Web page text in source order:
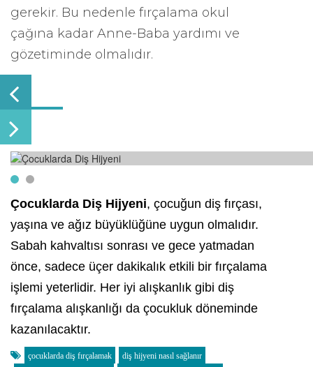
gerekir. Bu nedenle fırçalama okul
çağına kadar Anne-Baba yardımı ve
gözetiminde olmalıdır.
Çocuklarda Diş Hijyeni, çocuğun diş fırçası,
yaşına ve ağız büyüklüğüne uygun olmalıdır.
Sabah kahvaltısı sonrası ve gece yatmadan
önce, sadece üçer dakikalık etkili bir fırçalama
işlemi yeterlidir. Her iyi alışkanlık gibi diş
fırçalama alışkanlığı da çocukluk döneminde
kazanılacaktır.
çocuklarda diş fırçalamak
diş hijyeni nasıl sağlanır